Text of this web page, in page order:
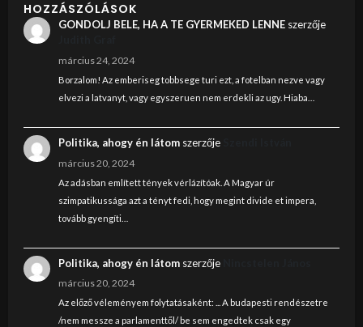
HOZZÁSZÓLÁSOK
GONDOLJ BELE, HA A TE GYERMEKED LENNEszerzője
március 24, 2024
Borzalom! Az emberiseg tobbsege turi ezt, a fotelban nezve vagy
elvezi a latvanyt, vagy egyszeruen nem erdekli az ugy. Hiaba…
Politika, ahogy én látomszerzője
március 20, 2024
Az adásban említett tények vérlázítóak. A Magyar úr
szimpatikussága azt a tényt fedi, hogy megint divide et impera,
tovább gyengíti…
Politika, ahogy én látomszerzője
március 20, 2024
Az előző véleményem folytatásaként: ... A budapesti rendészetre
/nem messze a parlamenttől/ be sem engedtek csak egy